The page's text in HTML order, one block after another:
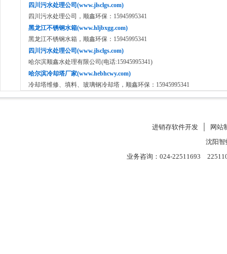
四川污水处理公司(www.jlsclgs.com)
四川污水处理公司，顺鑫环保：15945995341
黑龙江不锈钢水箱(www.hljbxgg.com)
黑龙江不锈钢水箱，顺鑫环保：15945995341
四川污水处理公司(www.jlsclgs.com)
哈尔滨顺鑫水处理有限公司(电话:15945995341)
哈尔滨冷却塔厂家(www.hebhcwy.com)
冷却塔维修、填料、玻璃钢冷却塔，顺鑫环保：15945995341
进销存软件开发│
网站
沈阳
业务咨询：024-22511693